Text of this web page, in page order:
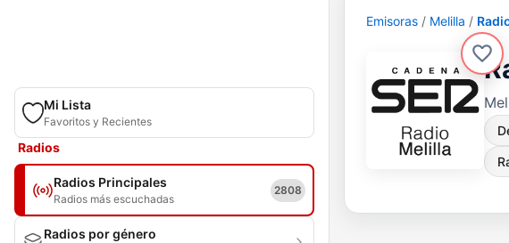
Mi Lista
Favoritos y Recientes
Radios
Radios Principales
Radios más escuchadas
2808
Radios por género
Emisoras Melilla